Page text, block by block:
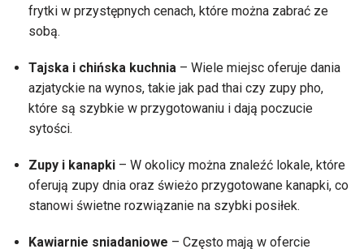
frytki w przystępnych cenach, które można zabrać ze
sobą.
Tajska i chińska kuchnia – Wiele miejsc oferuje dania
azjatyckie na wynos, takie jak pad thai czy zupy pho,
które są szybkie w przygotowaniu i dają poczucie
sytości.
Zupy i kanapki – W okolicy można znaleźć lokale, które
oferują zupy dnia oraz świeżo przygotowane kanapki, co
stanowi świetne rozwiązanie na szybki posiłek.
Kawiarnie sniadaniowe – Często mają w ofercie